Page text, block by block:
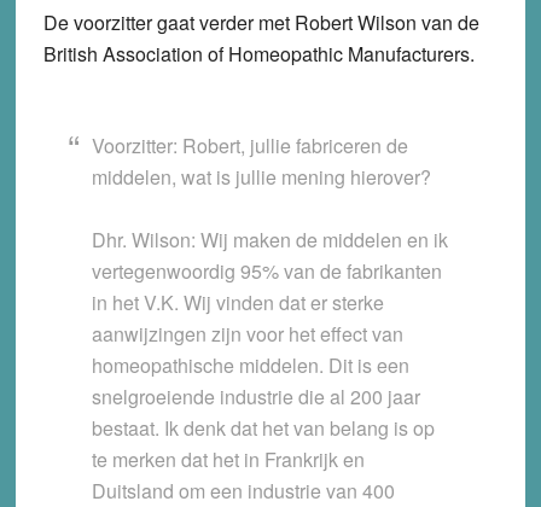
De voorzitter gaat verder met Robert Wilson van de
British Association of Homeopathic Manufacturers.
Voorzitter: Robert, jullie fabriceren de
middelen, wat is jullie mening hierover?
Dhr. Wilson: Wij maken de middelen en ik
vertegenwoordig 95% van de fabrikanten
in het V.K. Wij vinden dat er sterke
aanwijzingen zijn voor het effect van
homeopathische middelen. Dit is een
snelgroeiende industrie die al 200 jaar
bestaat. Ik denk dat het van belang is op
te merken dat het in Frankrijk en
Duitsland om een industrie van 400